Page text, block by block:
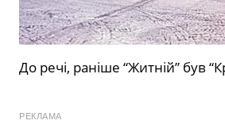
До речі, раніше “Житній” був
РЕКЛАМА